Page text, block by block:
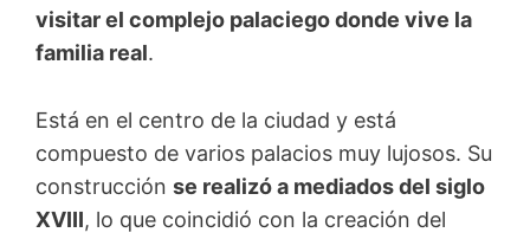
visitar el complejo palaciego donde vive la
familia real.
Está en el centro de la ciudad y está
compuesto de varios palacios muy lujosos. Su
construcción se realizó a mediados del siglo
XVIII, lo que coincidió con la creación del